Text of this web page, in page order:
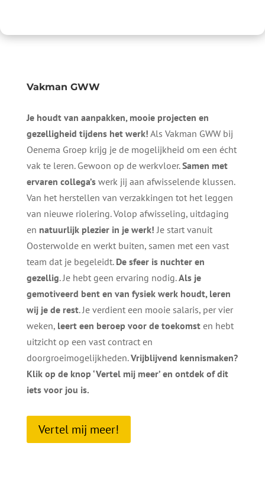
Vakman GWW
Je houdt van aanpakken, mooie projecten en
gezelligheid tijdens het werk! Als Vakman GWW bij
Oenema Groep krijg je de mogelijkheid om een écht
vak te leren. Gewoon op de werkvloer.Samen met
ervaren collega’swerk jij aan afwisselende klussen.
Van het herstellen van verzakkingen tot het leggen
van nieuwe riolering. Volop afwisseling, uitdaging
en natuurlijk plezier in je werk! Je start vanuit
Oosterwolde en werkt buiten, samen met een vast
team dat je begeleidt. De sfeer is nuchter en
gezellig. Je hebt geen ervaring nodig.Als je
gemotiveerd bent en van fysiek werk houdt, leren
wij je de rest. Je verdient een mooie salaris, per vier
weken, leert een beroep voor de toekomsten hebt
uitzicht op een vast contract en
doorgroeimogelijkheden.Vrijblijvend kennismaken?
Klik op de knop ‘Vertel mij meer’ en ontdek of dit
iets voor jou is.
Vertel mij meer!